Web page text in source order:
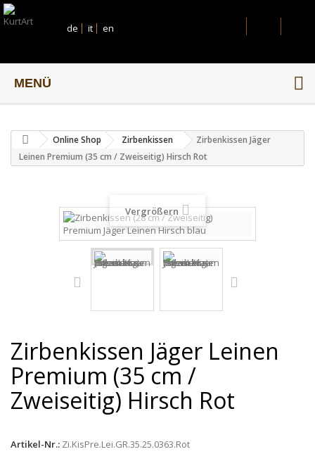
de it en
MENÜ
Online Shop Zirbenkissen
Zirbenkissen Jäger
Leinen Premium (35 cm / Zweiseitig) Hirsch Rot
Vergrößern
Zirbenkissen Jäger Leinen
Premium (35 cm /
Zweiseitig) Hirsch Rot
Artikel-Nr.: Zi.KisPre.Lei.GR.35.25.0363.Rot